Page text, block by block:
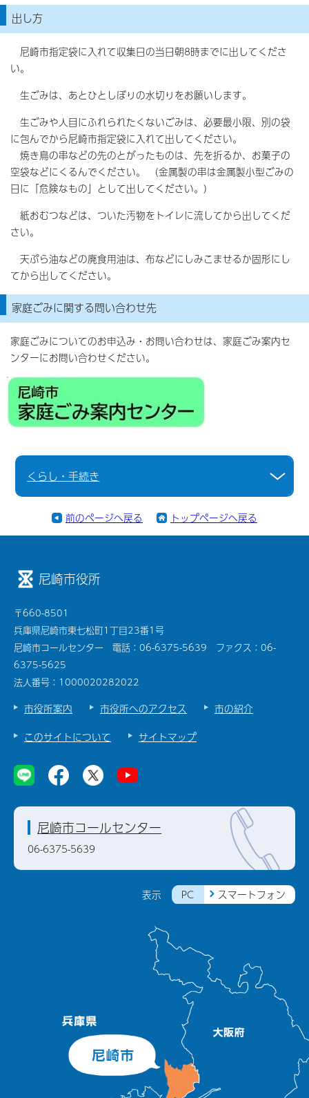
出し方
尼崎市指定袋に入れて収集日の当日朝8時までに出してくださ
い。
生ごみは、あとひとしぼりの水切りをお願いします。
生ごみや人目にふれられたくないごみは、必要最小限、別の袋
に包んでから尼崎市指定袋に入れて出してください。
焼き鳥の串などの先のとがったものは、先を折るか、お菓子の
空袋などにくるんでください。 （金属製の串は金属製小型ごみの
日に「危険なもの」として出してください。）
紙おむつなどは、ついた汚物をトイレに流してから出してくだ
さい。
天ぷら油などの廃食用油は、布などにしみこませるか固形にし
てから出してください。
家庭ごみに関する問い合わせ先
家庭ごみについてのお申込み・お問い合わせは、家庭ごみ案内セ
ンターにお問い合わせください。
くらし・手続き
前のページへ戻る トップページへ戻る
尼崎市役所
〒660-8501
兵庫県尼崎市東七松町1丁目23番1号
尼崎市コールセンター 電話：06-6375-5639 ファクス：06-
6375-5625
法人番号：1000020282022
市役所案内 市役所へのアクセス
市の紹介
このサイトについて
サイトマップ
表示 PC スマートフォン
尼崎市コールセンター
06-6375-5639